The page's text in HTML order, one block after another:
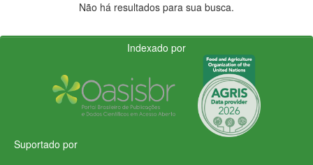
Não há resultados para sua busca.
Indexado por
Suportado por